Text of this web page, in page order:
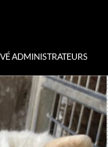
ADMINISTRATEURS